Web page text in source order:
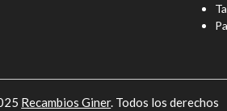
Recambios Giner. Todos los derechos